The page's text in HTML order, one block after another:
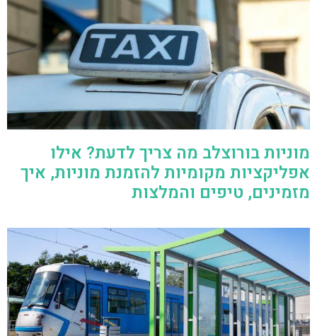
מוניות בורוצלב מה צריך לדעת? אילו
אפליקציות מקומיות להזמנת מוניות, איך
מזמינים, טיפים והמלצות